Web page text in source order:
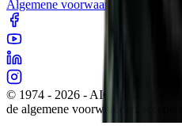
Algemene voorwaarden
© 1974 - 2026 - AIC Visser.
de algemene voorwaarden